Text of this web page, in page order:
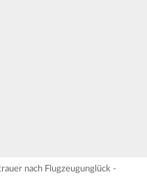
nach Flugzeugunglück -